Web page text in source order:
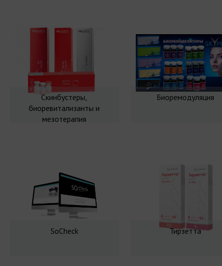
Скинбустеры,
биоревитализанты и
мезотерапия
Биоремодуляция
SoCheck Тирзетта